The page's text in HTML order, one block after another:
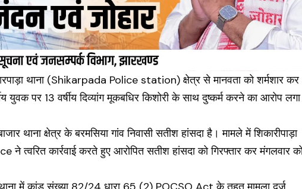
थाना (Shikarpada Police station) क्षेत्र से मानवता को शर्मशार कर
युवक पर 13 वर्षीय दिव्यांग मूकबधिर किशोरी के साथ दुष्कर्म करने का आरोप लगा
थाना क्षेत्र के बरमसिया गांव निवासी सतीश हांसदा है। मामले में शिकारीपाड़ा
ने त्वरित कार्रवाई करते हुए आरोपित सतीश हांसदा को गिरफ्तार कर मंगलवार